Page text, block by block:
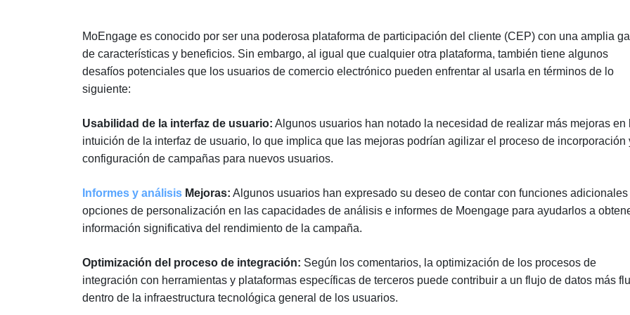
MoEngage es conocido por ser una poderosa plataforma de participación del cliente (CEP) con una amplia
de características y beneficios. Sin embargo, al igual que cualquier otra plataforma, también tiene algunos
desafíos potenciales que los usuarios de comercio electrónico pueden enfrentar al usarla en términos de lo
siguiente:
Usabilidad de la interfaz de usuario: Algunos usuarios han notado la necesidad de realizar más mejoras en
intuición de la interfaz de usuario, lo que implica que las mejoras podrían agilizar el proceso de incorporación
configuración de campañas para nuevos usuarios.
Informes y análisis Mejoras: Algunos usuarios han expresado su deseo de contar con funciones adicionales
opciones de personalización en las capacidades de análisis e informes de Moengage para ayudarlos a
información significativa del rendimiento de la campaña.
Optimización del proceso de integración: Según los comentarios, la optimización de los procesos de
integración con herramientas y plataformas específicas de terceros puede contribuir a un flujo de datos más
dentro de la infraestructura tecnológica general de los usuarios.